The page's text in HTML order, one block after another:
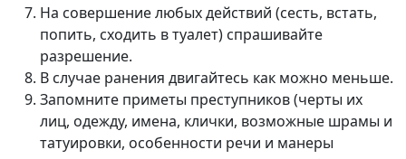
На совершение любых действий (сесть, встать,
попить, сходить в туалет) спрашивайте
разрешение.
В случае ранения двигайтесь как можно меньше.
Запомните приметы преступников (черты их
лиц, одежду, имена, клички, возможные шрамы и
татуировки, особенности речи и манеры